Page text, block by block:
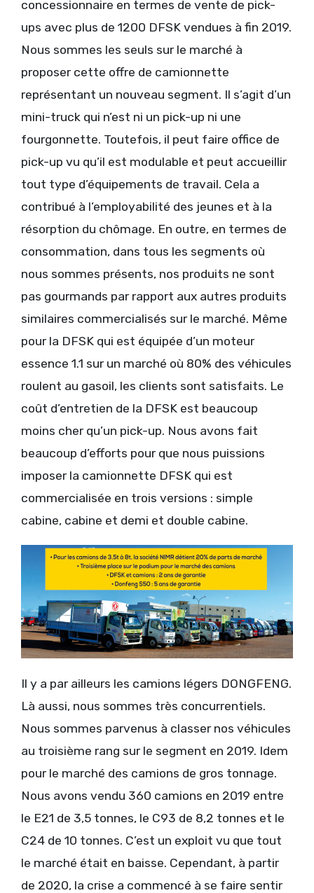
concessionnaire en termes de vente de pick-
ups avec plus de 1200 DFSK vendues à fin 2019.
Nous sommes les seuls sur le marché à
proposer cette offre de camionnette
représentant un nouveau segment. Il s’agit d’un
mini-truck qui n’est ni un pick-up ni une
fourgonnette. Toutefois, il peut faire office de
pick-up vu qu’il est modulable et peut accueillir
tout type d’équipements de travail. Cela a
contribué à l’employabilité des jeunes et à la
résorption du chômage. En outre, en termes de
consommation, dans tous les segments où
nous sommes présents, nos produits ne sont
pas gourmands par rapport aux autres produits
similaires commercialisés sur le marché. Même
pour la DFSK qui est équipée d’un moteur
essence 1.1 sur un marché où 80% des véhicules
roulent au gasoil, les clients sont satisfaits. Le
coût d’entretien de la DFSK est beaucoup
moins cher qu’un pick-up. Nous avons fait
beaucoup d’efforts pour que nous puissions
imposer la camionnette DFSK qui est
commercialisée en trois versions : simple
cabine, cabine et demi et double cabine.
Il y a par ailleurs les camions légers DONGFENG.
Là aussi, nous sommes très concurrentiels.
Nous sommes parvenus à classer nos véhicules
au troisième rang sur le segment en 2019. Idem
pour le marché des camions de gros tonnage.
Nous avons vendu 360 camions en 2019 entre
le E21 de 3,5 tonnes, le C93 de 8,2 tonnes et le
C24 de 10 tonnes. C’est un exploit vu que tout
le marché était en baisse. Cependant, à partir
de 2020, la crise a commencé à se faire sentir